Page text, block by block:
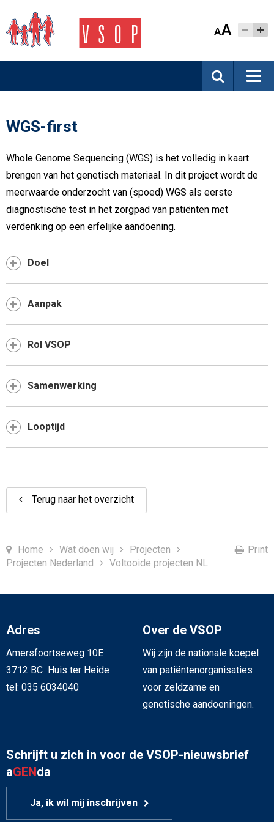
AA
WGS-first
Whole Genome Sequencing (WGS) is het volledig in kaart
brengen van het genetisch materiaal. In dit project wordt de
meerwaarde onderzocht van (spoed) WGS als eerste
diagnostische test in het zorgpad van patiënten met
verdenking op een erfelijke aandoening.
Doel
Aanpak
Rol VSOP
Samenwerking
Looptijd
Terug naar het overzicht
Home Wat doen wij
Projecten
Projecten Nederland
Voltooide projecten NL
Print
Adres
Amersfoortseweg 10E
3712 BC Huis ter Heide
tel: 035 6034040
Over de VSOP
Wij zijn de nationale koepel
van patiëntenorganisaties
voor zeldzame en
genetische aandoeningen.
Schrijft u zich in voor de VSOP-nieuwsbrief
aGENda
Ja, ik wil mij inschrijven